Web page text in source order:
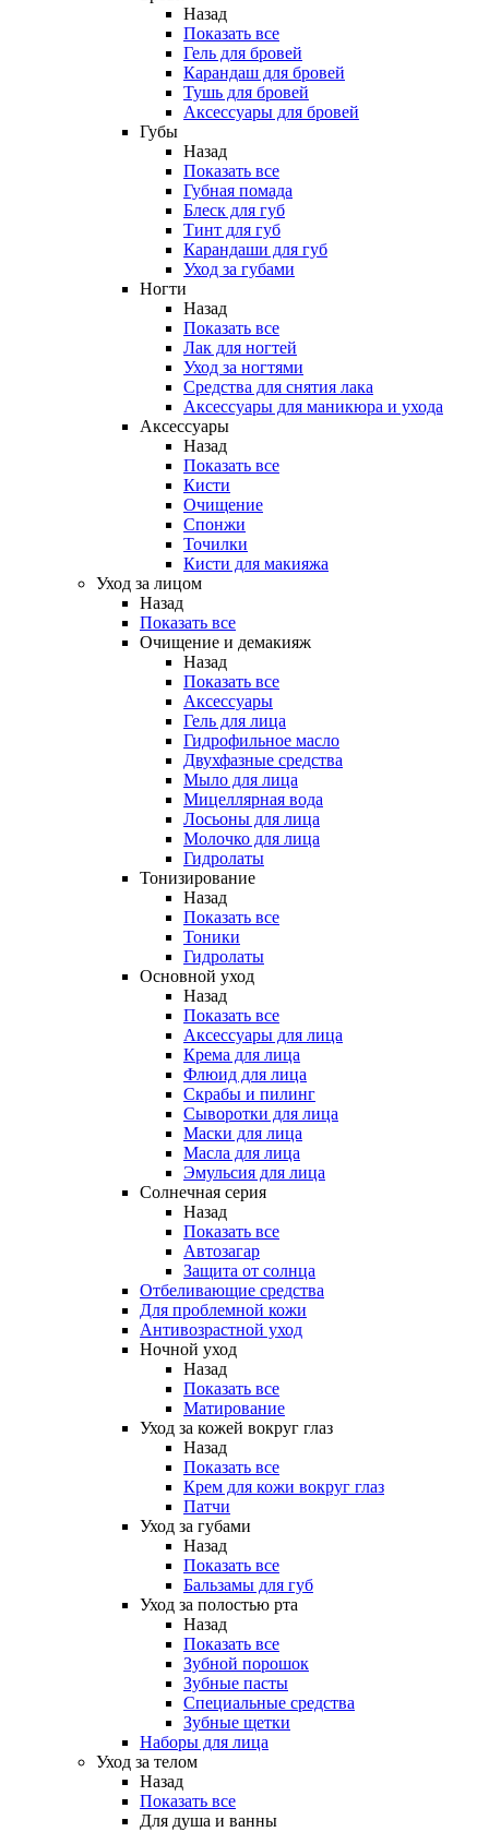
Назад
Показать все
Гель для бровей
Карандаш для бровей
Тушь для бровей
Аксессуары для бровей
Губы
Назад
Показать все
Губная помада
Блеск для губ
Тинт для губ
Карандаши для губ
Уход за губами
Ногти
Назад
Показать все
Лак для ногтей
Уход за ногтями
Средства для снятия лака
Аксессуары для маникюра и ухода
Аксессуары
Назад
Показать все
Кисти
Очищение
Спонжи
Точилки
Кисти для макияжа
Уход за лицом
Назад
Показать все
Очищение и демакияж
Назад
Показать все
Аксессуары
Гель для лица
Гидрофильное масло
Двухфазные средства
Мыло для лица
Мицеллярная вода
Лосьоны для лица
Молочко для лица
Гидролаты
Тонизирование
Назад
Показать все
Тоники
Гидролаты
Основной уход
Назад
Показать все
Аксессуары для лица
Крема для лица
Флюид для лица
Скрабы и пилинг
Сыворотки для лица
Маски для лица
Масла для лица
Эмульсия для лица
Солнечная серия
Назад
Показать все
Автозагар
Защита от солнца
Отбеливающие средства
Для проблемной кожи
Антивозрастной уход
Ночной уход
Назад
Показать все
Матирование
Уход за кожей вокруг глаз
Назад
Показать все
Крем для кожи вокруг глаз
Патчи
Уход за губами
Назад
Показать все
Бальзамы для губ
Уход за полостью рта
Назад
Показать все
Зубной порошок
Зубные пасты
Специальные средства
Зубные щетки
Наборы для лица
Уход за телом
Назад
Показать все
Для душа и ванны